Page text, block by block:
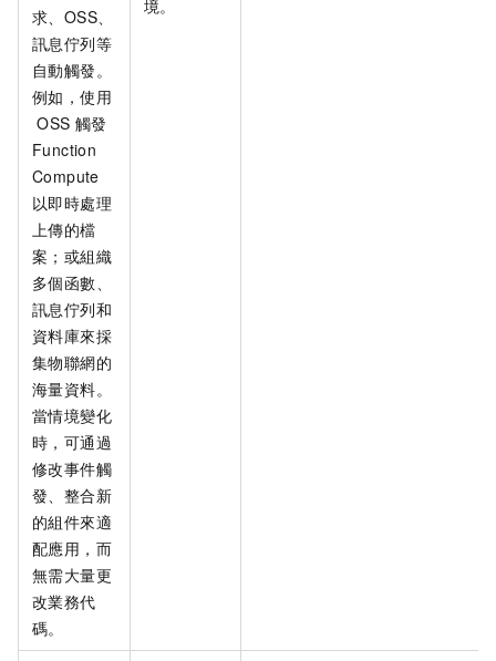
求、OSS、
訊息佇列等
自動觸發。
例如，使用
OSS 觸發
Function
Compute
以即時處理
上傳的檔
案；或組織
多個函數、
訊息佇列和
資料庫來採
集物聯網的
海量資料。
當情境變化
時，可通過
修改事件觸
發、整合新
的組件來適
配應用，而
無需大量更
改業務代
碼。
境。